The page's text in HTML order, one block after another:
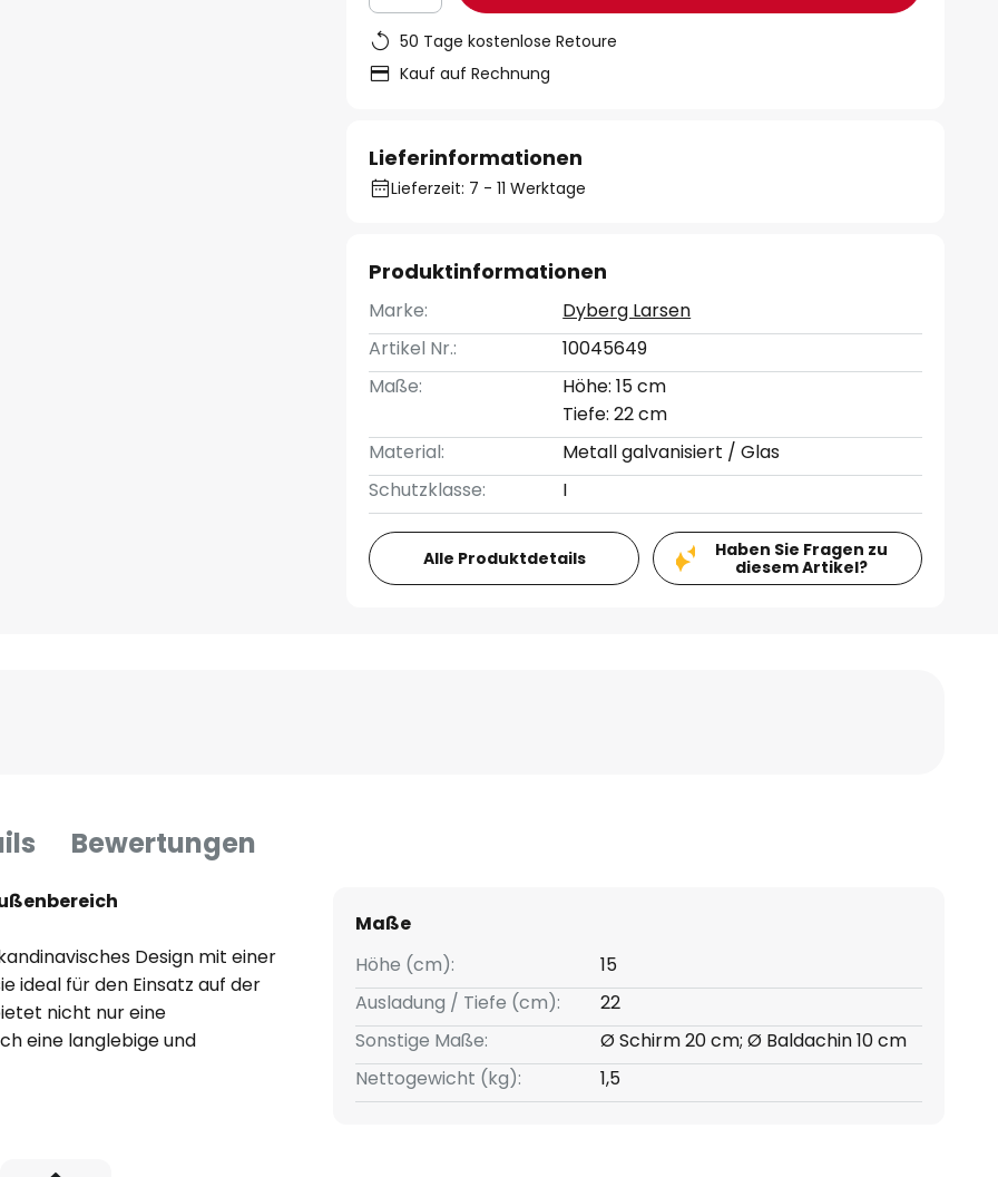
50 Tage kostenlose Retoure
Kauf auf Rechnung
Lieferinformationen
Lieferzeit: 7 - 11 Werktage
Produktinformationen
Marke:
Dyberg Larsen
Artikel Nr.:
10045649
Maße:
Höhe: 15 cm
Tiefe: 22 cm
Material:
Metall galvanisiert / Glas
Schutzklasse:
I
Alle Produktdetails
Haben Sie Fragen zu
diesem Artikel?
Bewertungen
Design mit einer
ideal für den Einsatz auf der
nicht nur eine
eine langlebige und
Farbgebung verleiht der
Maße
Höhe (cm):
15
Ausladung / Tiefe (cm):
22
Sonstige Maße:
Ø Schirm 20 cm; Ø Baldachin 10 cm
Nettogewicht (kg):
1,5